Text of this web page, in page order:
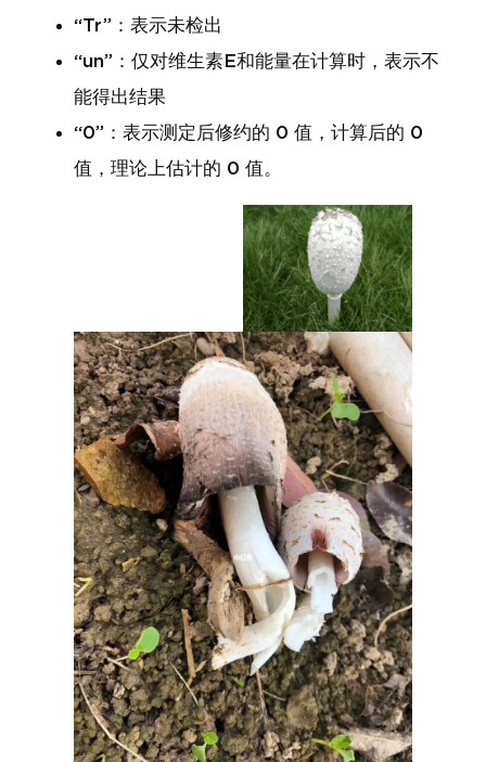
“Tr”：表示未检出
“un”：仅对维生素E和能量在计算时，表示不
能得出结果
“0”：表示测定后修约的 0 值，计算后的 0
值，理论上估计的 0 值。